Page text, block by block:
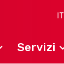
IT
Servizi